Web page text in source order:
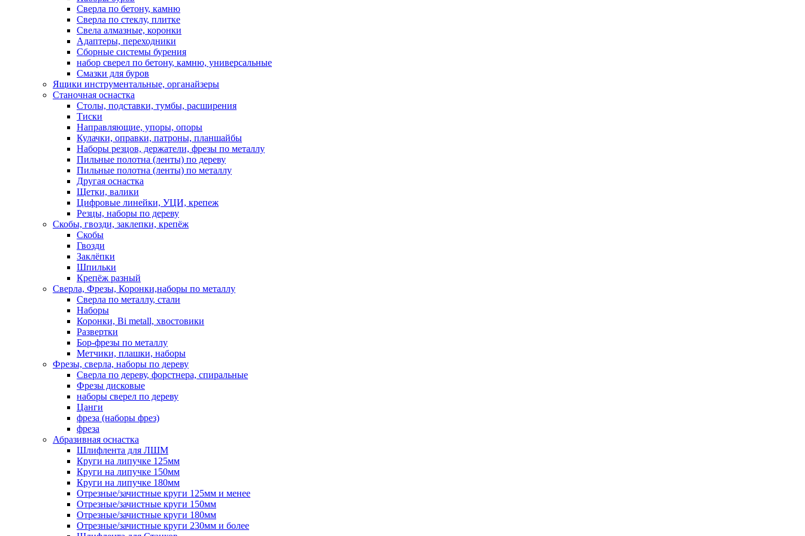
Сверла по бетону, камню
Сверла по стеклу, плитке
Свела алмазные, коронки
Адаптеры, переходники
Сборные системы бурения
набор сверел по бетону, камню, универсальные
Смазки для буров
Ящики инструментальные, органайзеры
Станочная оснастка
Столы, подставки, тумбы, расширения
Тиски
Направляющие, упоры, опоры
Кулачки, оправки, патроны, планшайбы
Наборы резцов, держатели, фрезы по металлу
Пильные полотна (ленты) по дереву
Пильные полотна (ленты) по металлу
Другая оснастка
Щетки, валики
Цифровые линейки, УЦИ, крепеж
Резцы, наборы по дереву
Скобы, гвозди, заклепки, крепёж
Скобы
Гвозди
Заклёпки
Шпильки
Крепёж разный
Сверла, Фрезы, Коронки,наборы по металлу
Сверла по металлу, стали
Наборы
Коронки, Bi metall, хвостовики
Развертки
Бор-фрезы по металлу
Метчики, плашки, наборы
Фрезы, сверла, наборы по дереву
Сверла по дереву, форстнера, спиральные
Фрезы дисковые
наборы сверел по дереву
Цанги
фреза (наборы фрез)
фреза
Абразивная оснастка
Шлифлента для ЛШМ
Круги на липучке 125мм
Круги на липучке 150мм
Круги на липучке 180мм
Отрезные/зачистные круги 125мм и менее
Отрезные/зачистные круги 150мм
Отрезные/зачистные круги 180мм
Отрезные/зачистные круги 230мм и более